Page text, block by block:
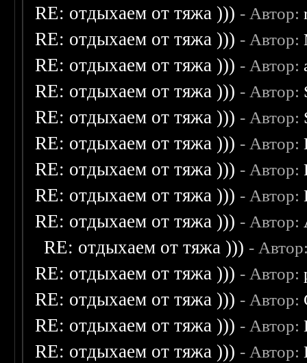
RE: отдыхаем от тяжа ))) - Автор:
RE: отдыхаем от тяжа ))) - Автор:
RE: отдыхаем от тяжа ))) - Автор:
RE: отдыхаем от тяжа ))) - Автор:
RE: отдыхаем от тяжа ))) - Автор:
RE: отдыхаем от тяжа ))) - Автор:
RE: отдыхаем от тяжа ))) - Автор:
RE: отдыхаем от тяжа ))) - Автор:
RE: отдыхаем от тяжа ))) - Автор:
RE: отдыхаем от тяжа ))) -
RE: отдыхаем от тяжа ))) - Автор:
RE: отдыхаем от тяжа ))) - Автор:
RE: отдыхаем от тяжа ))) - Автор:
RE: отдыхаем от тяжа ))) - Автор: